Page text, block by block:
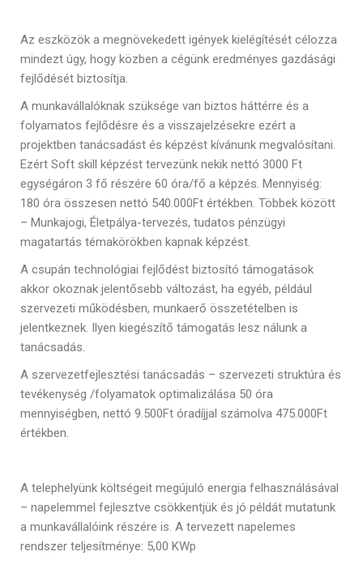
Az eszközök a megnövekedett igények kielégítését célozza
mindezt úgy, hogy közben a cégünk eredményes gazdásági
fejlődését biztosítja.
A munkavállalóknak szüksége van biztos háttérre és a
folyamatos fejlődésre és a visszajelzésekre ezért a
projektben tanácsadást és képzést kívánunk megvalósítani.
Ezért Soft skill képzést tervezünk nekik nettó 3000 Ft
egységáron 3 fő részére 60 óra/fő a képzés. Mennyiség:
180 óra összesen nettó 540.000Ft értékben. Többek között
– Munkajogi, Életpálya-tervezés, tudatos pénzügyi
magatartás témakörökben kapnak képzést.
A csupán technológiai fejlődést biztosító támogatások
akkor okoznak jelentősebb változást, ha egyéb, például
szervezeti működésben, munkaerő összetételben is
jelentkeznek. Ilyen kiegészítő támogatás lesz nálunk a
tanácsadás.
A szervezetfejlesztési tanácsadás – szervezeti struktúra és
tevékenység /folyamatok optimalizálása 50 óra
mennyiségben, nettó 9.500Ft óradíjjal számolva 475.000Ft
értékben.
A telephelyünk költségeit megújuló energia felhasználásával
– napelemmel fejlesztve csökkentjük és jó példát mutatunk
a munkavállalóink részére is. A tervezett napelemes
rendszer teljesítménye: 5,00 KWp